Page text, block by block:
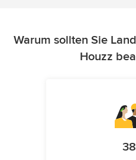
Warum sollten Sie
Houzz
38